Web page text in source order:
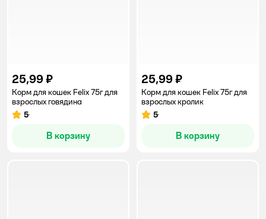
25,99 ₽
Корм для кошек Felix 75г для
взрослых говядина
Рейтинг:
5
В корзину
25,99 ₽
Корм для кошек Felix 75г для
взрослых кролик
Рейтинг:
5
В корзину